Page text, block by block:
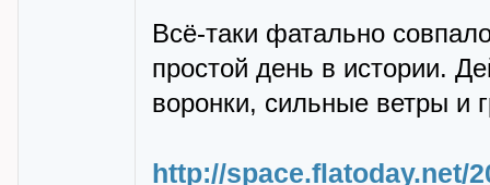
Всё-таки фатально
простой день в истории.
воронки, сильные ветры и
http://space.flatoday.net/